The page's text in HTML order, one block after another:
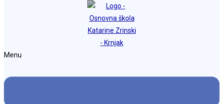
Osnovna škola Katarine Zrinski Krnjak
Menu